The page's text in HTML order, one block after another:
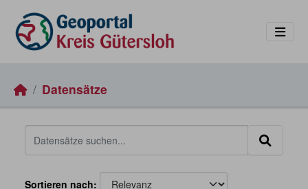
Datensätze
Sortieren nach